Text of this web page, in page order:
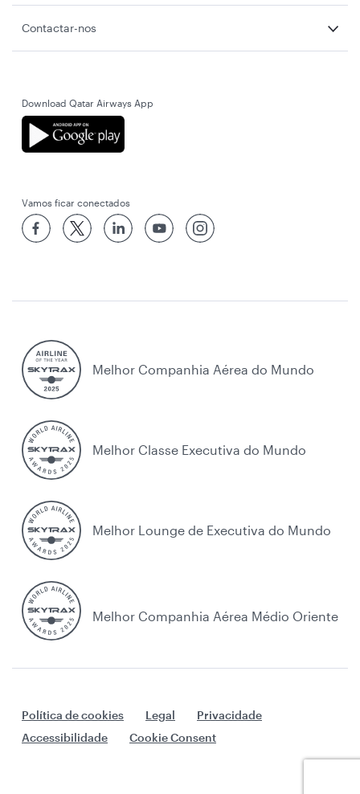
Contactar-nos
Download Qatar Airways App
Vamos ficar conectados
Melhor Companhia Aérea do Mundo
Melhor Classe Executiva do Mundo
Melhor Lounge de Executiva do Mundo
Melhor Companhia Aérea Médio Oriente
Política de cookies Legal
Privacidade
Accessibilidade
Cookie Consent